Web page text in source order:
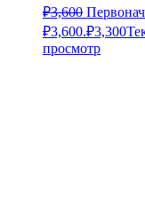
₽3,600
₽3,600.₽3,300
просмотр